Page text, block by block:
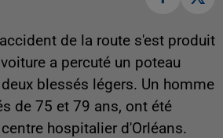
de la route s'est produit
a percuté un poteau
blessés légers. Un homme
de 75 et 79 ans, ont été
hospitalier d'Orléans.